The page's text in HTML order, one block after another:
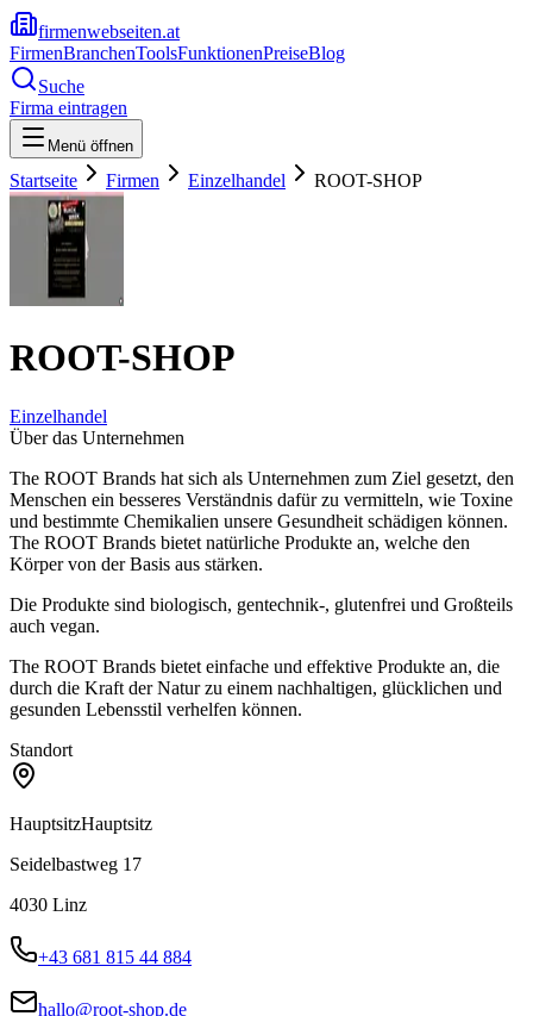
firmenwebseiten.at
FirmenBranchenToolsFunktionenPreiseBlog
Suche
Firma eintragen
Menü öffnen
Startseite Firmen Einzelhandel ROOT-SHOP
ROOT-SHOP
Einzelhandel
Über das Unternehmen
The ROOT Brands hat sich als Unternehmen zum Ziel gesetzt, den
Menschen ein besseres Verständnis dafür zu vermitteln, wie Toxine
und bestimmte Chemikalien unsere Gesundheit schädigen können.
The ROOT Brands bietet natürliche Produkte an, welche den
Körper von der Basis aus stärken.
Die Produkte sind biologisch, gentechnik-, glutenfrei und Großteils
auch vegan.
The ROOT Brands bietet einfache und effektive Produkte an, die
durch die Kraft der Natur zu einem nachhaltigen, glücklichen und
gesunden Lebensstil verhelfen können.
Standort
HauptsitzHauptsitz
Seidelbastweg 17
4030 Linz
+43 681 815 44 884
hallo@root-shop.de